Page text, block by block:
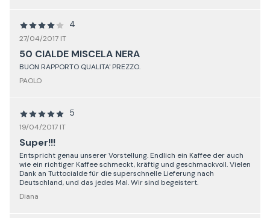
4
27/04/2017 IT
50 CIALDE MISCELA NERA
BUON RAPPORTO QUALITA' PREZZO.
PAOLO
5
19/04/2017 IT
Super!!!
Entspricht genau unserer Vorstellung. Endlich ein Kaffee der auch
wie ein richtiger Kaffee schmeckt, kräftig und geschmackvoll. Vielen
Dank an Tuttocialde für die superschnelle Lieferung nach
Deutschland, und das jedes Mal. Wir sind begeistert.
Diana